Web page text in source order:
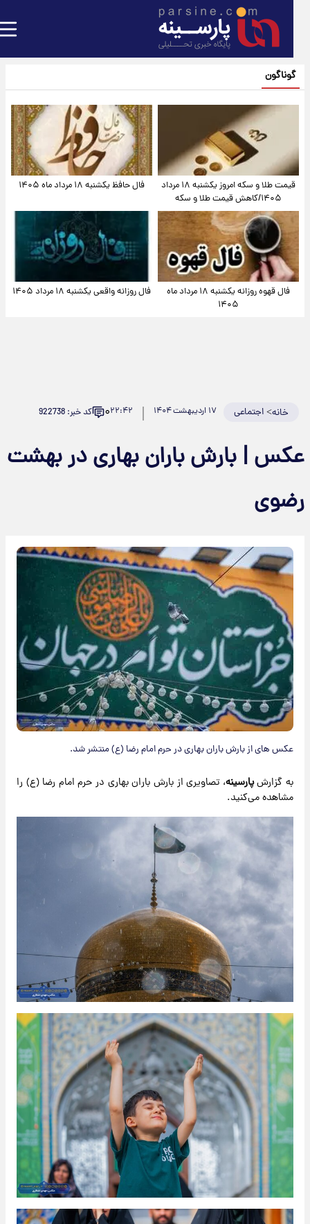
گوناگون
قیمت طلا و سکه امروز یکشنبه ۱۸ مرداد
۱۴۰۵/کاهش قیمت طلا و سکه
فال حافظ یکشنبه ۱۸ مرداد ماه ۱۴۰۵
فال قهوه روزانه یکشنبه ۱۸ مرداد ماه
۱۴۰۵
فال روزانه واقعی یکشنبه ۱۸ مرداد ۱۴۰۵
خانه>اجتماعی ۲۲:۴۲۰ کد خبر: 922738
| بارش باران بهاری در بهشت
عکس های از بارش باران بهاری در حرم امام رضا (ع) منتشر شد.
به گزارشپارسینه، تصاویری از بارش باران بهاری در حرم امام رضا (ع) را
مشاهده می‌کنید.